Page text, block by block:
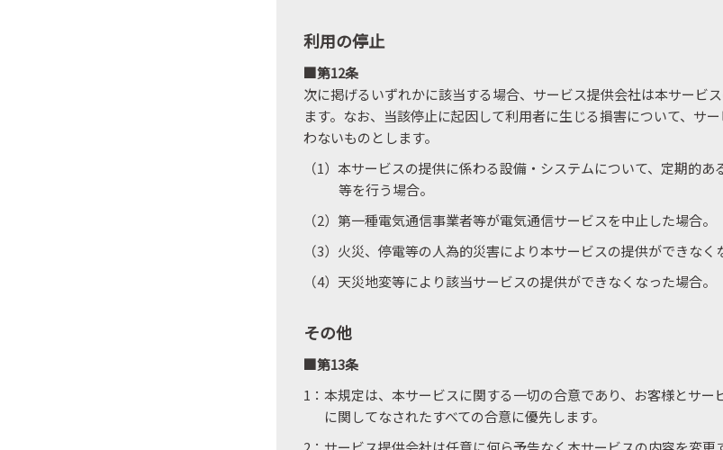
利用の停止
■第12条
次に掲げるいずれかに該当する場合、サービス提供会社は本サービ
ます。なお、当該停止に起因して利用者に生じる損害について、サ
わないものとします。
（1）本サービスの提供に係わる設備・システムについて、定期的
等を行う場合。
（2）第一種電気通信事業者等が電気通信サービスを中止した場合。
（3）火災、停電等の人為的災害により本サービスの提供ができなく
（4）天災地変等により該当サービスの提供ができなくなった場合。
その他
■第13条
1：本規定は、本サービスに関する一切の合意であり、お客様とサー
に関してなされたすべての合意に優先します。